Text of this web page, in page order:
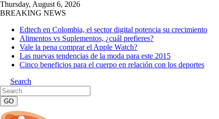
Thursday, August 6, 2026
BREAKING NEWS
Edtech en Colombia, el sector digital potencia su crecimiento
Alimentos vs Suplementos, ¿cuál prefieres?
Vale la pena comprar el Apple Watch?
Las nuevas tendencias de la moda para este 2015
Cinco beneficios para el cuerpo en relación con los deportes
Search